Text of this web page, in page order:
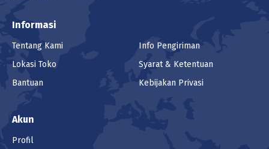
Informasi
Tentang Kami
Lokasi Toko
Bantuan
Info Pengiriman
Syarat & Ketentuan
Kebijakan Privasi
Akun
Profil